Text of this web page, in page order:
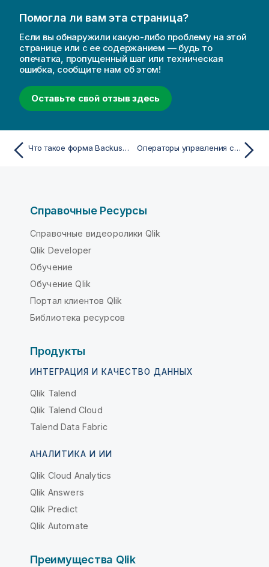
Помогла ли вам эта страница?
Если вы обнаружили какую-либо проблему на этой
странице или с ее содержанием — будь то
опечатка, пропущенный шаг или техническая
ошибка, сообщите нам об этом!
Оставьте свой отзыв здесь
Что такое форма Backus-Naur? Операторы управления скриптом
Справочные Ресурсы
Справочные видеоролики Qlik
Qlik Developer
Обучение
Обучение Qlik
Портал клиентов Qlik
Библиотека ресурсов
Продукты
ИНТЕГРАЦИЯ И КАЧЕСТВО ДАННЫХ
Qlik Talend
Qlik Talend Cloud
Talend Data Fabric
АНАЛИТИКА И ИИ
Qlik Cloud Analytics
Qlik Answers
Qlik Predict
Qlik Automate
Преимущества Qlik